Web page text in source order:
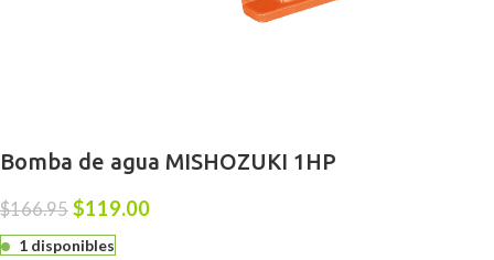
Bomba de agua MISHOZUKI 1HP
$166.95 $119.00
1 disponibles